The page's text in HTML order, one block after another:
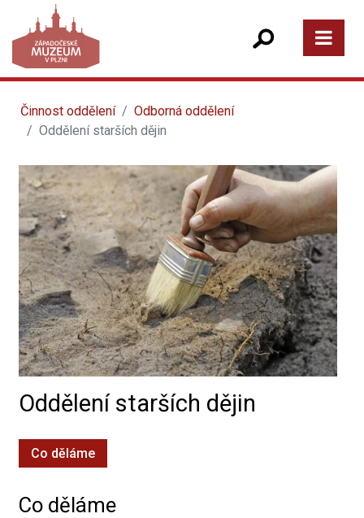
Činnost oddělení
Odborná oddělení
Oddělení starších dějin
Oddělení starších dějin
Co děláme
Co děláme